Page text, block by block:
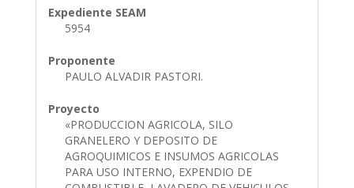
Expediente SEAM
5954
Proponente
PAULO ALVADIR PASTORI.
Proyecto
«PRODUCCION AGRICOLA, SILO
GRANELERO Y DEPOSITO DE
AGROQUIMICOS E INSUMOS AGRICOLAS
PARA USO INTERNO, EXPENDIO DE